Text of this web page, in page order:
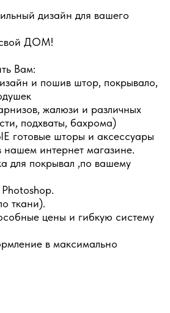
дизайн для вашего
свой ДОМ!
Вам:
и пошив штор, покрывало,
жалюзи и различных
подхваты, бахрома)
шторы и аксессуары
нашем интернет магазине.
для покрывал ,по вашему
ткани).
цены и гибкую систему
в максимально